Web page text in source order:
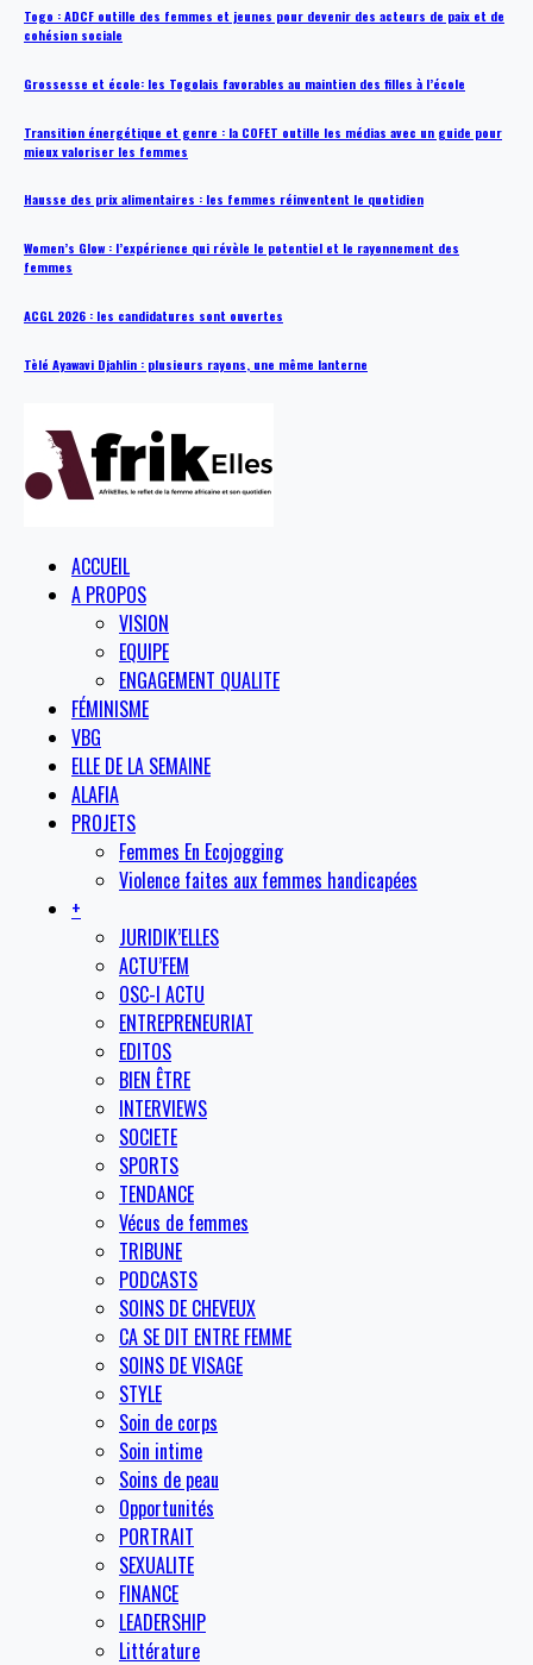
Togo : ADCF outille des femmes et jeunes pour devenir des acteurs de paix et de
cohésion sociale
Grossesse et école: les Togolais favorables au maintien des filles à l’école
Transition énergétique et genre : la COFET outille les médias avec un guide pour
mieux valoriser les femmes
Hausse des prix alimentaires : les femmes réinventent le quotidien
Women’s Glow : l’expérience qui révèle le potentiel et le rayonnement des
femmes
ACGL 2026 : les candidatures sont ouvertes
Tèlé Ayawavi Djahlin : plusieurs rayons, une même lanterne
ACCUEIL
A PROPOS
VISION
EQUIPE
ENGAGEMENT QUALITE
FÉMINISME
VBG
ELLE DE LA SEMAINE
ALAFIA
PROJETS
Femmes En Ecojogging
Violence faites aux femmes handicapées
+
JURIDIK’ELLES
ACTU’FEM
OSC-I ACTU
ENTREPRENEURIAT
EDITOS
BIEN ÊTRE
INTERVIEWS
SOCIETE
SPORTS
TENDANCE
Vécus de femmes
TRIBUNE
PODCASTS
SOINS DE CHEVEUX
CA SE DIT ENTRE FEMME
SOINS DE VISAGE
STYLE
Soin de corps
Soin intime
Soins de peau
Opportunités
PORTRAIT
SEXUALITE
FINANCE
LEADERSHIP
Littérature